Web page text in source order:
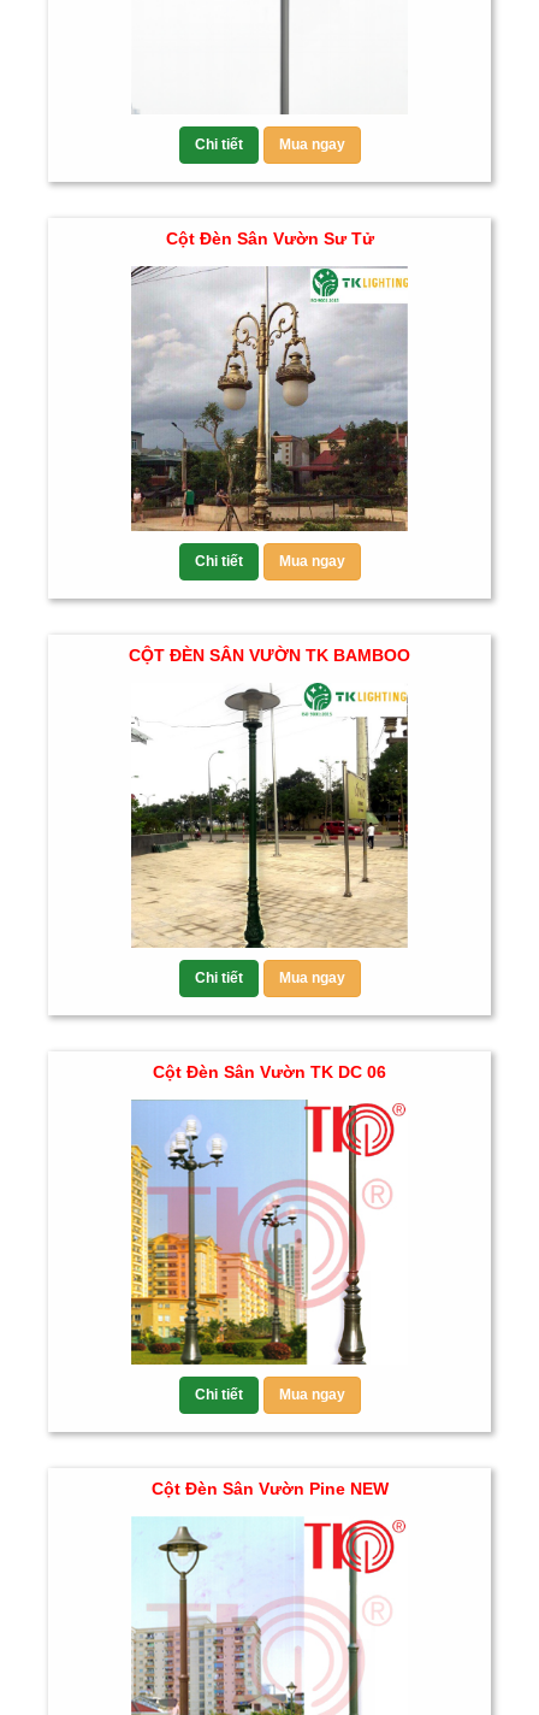
Chi tiết Mua ngay
Cột Đèn Sân Vườn Sư Tử
Chi tiết Mua ngay
CỘT ĐÈN SÂN VƯỜN TK BAMBOO
Chi tiết Mua ngay
Cột Đèn Sân Vườn TK DC 06
Chi tiết Mua ngay
Cột Đèn Sân Vườn Pine NEW